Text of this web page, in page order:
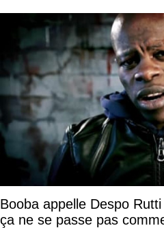
Booba appelle Despo
ça ne se passe pas